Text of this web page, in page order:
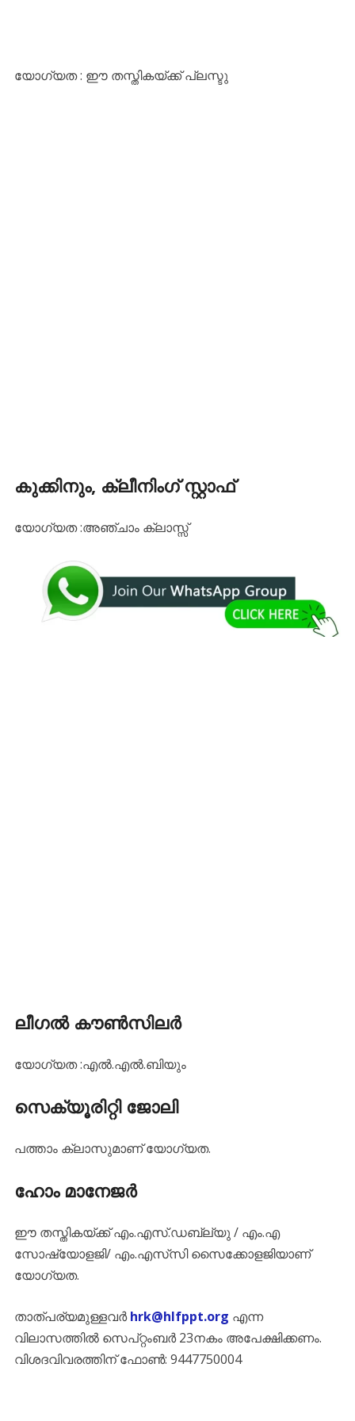
യോഗ്യത : ഈ തസ്തികയ്ക്ക് പ്ലസ്ടു
കുക്കിനും, ക്ലീനിംഗ് സ്റ്റാഫ്
യോഗ്യത :അഞ്ചാം ക്ലാസ്സ്‌
ലീഗൽ കൗൺസിലർ
യോഗ്യത :എൽ.എൽ.ബിയും
സെക്യൂരിറ്റി ജോലി
പത്താം ക്ലാസുമാണ് യോഗ്യത.
ഹോം മാനേജർ
ഈ തസ്തികയ്ക്ക് എം.എസ്.ഡബ്ല്യു / എം.എ
സോഷ്യോളജി/ എം.എസ്‌സി സൈക്കോളജിയാണ്
യോഗ്യത.
താത്പര്യമുള്ളവർhrk@hIfppt.org എന്ന
വിലാസത്തിൽ സെപ്റ്റംബർ 23നകം അപേക്ഷിക്കണം.
വിശദവിവരത്തിന് ഫോൺ: 9447750004